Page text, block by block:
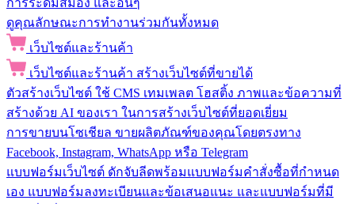
การระดมสมอง และอื่นๆ
ดูคุณลักษณะการทำงานร่วมกันทั้งหมด
เว็บไซต์และร้านค้า
เว็บไซต์และร้านค้า สร้างเว็บไซต์ที่ขายได้
ตัวสร้างเว็บไซต์ ใช้ CMS เทมเพลต โฮสติ้ง ภาพและข้อความที่
สร้างด้วย AI ของเรา ในการสร้างเว็บไซต์ที่ยอดเยี่ยม
การขายบนโซเชียล ขายผลิตภัณฑ์ของคุณโดยตรงทาง
Facebook, Instagram, WhatsApp หรือ Telegram
แบบฟอร์มเว็บไซต์ ดักจับลีดพร้อมแบบฟอร์มคำสั่งซื้อที่กำหนด
เอง แบบฟอร์มลงทะเบียนและข้อเสนอแนะ และแบบฟอร์มที่มี